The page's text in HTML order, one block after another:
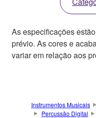
As especificações
prévio. As cores e
variar em relação aos
Instrumentos Musicais
Percussão Digital